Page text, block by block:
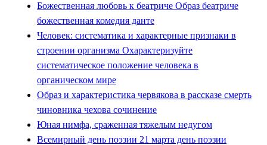
Божественная любовь к беатриче Образ беатриче
божественная комедия данте
Человек: систематика и характерные признаки в
строении организма Охарактеризуйте
систематическое положение человека в
органическом мире
Образ и характеристика червякова в рассказе смерть
чиновника чехова сочинение
Юная нимфа, сраженная тяжелым недугом
Всемирный день поэзии 21 марта день поэзии